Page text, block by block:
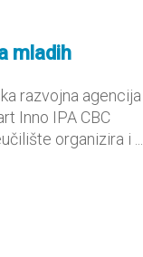
mladih
razvojna agencija
Inno IPA CBC
organizira i ...